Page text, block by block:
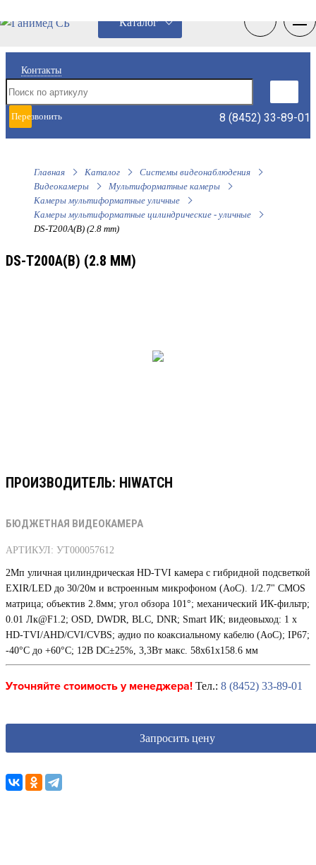
Контакты
Перезвонить
мне
8 (8452) 33-89-01
Каталог
Главная Каталог
Системы видеонаблюдения
Видеокамеры
Мультиформатные камеры
Камеры мультиформатные уличные
Камеры мультиформатные цилиндрические - уличные
DS-T200A(B) (2.8 mm)
DS-T200A(B) (2.8 MM)
ПРОИЗВОДИТЕЛЬ: HIWATCH
БЮДЖЕТНАЯ ВИДЕОКАМЕРА
АРТИКУЛ: УТ000057612
2Мп уличная цилиндрическая HD-TVI камера с гибридной подсветкой
EXIR/LED до 30/20м и встроенным микрофоном (AoC). 1/2.7" CMOS
матрица; объектив 2.8мм; угол обзора 101°; механический ИК-фильтр;
0.01 Лк@F1.2; OSD, DWDR, BLC, DNR; Smart ИК; видеовыход: 1 х
HD-TVI/AHD/CVI/CVBS; аудио по коаксиальному кабелю (AoC); IP67;
-40°С до +60°С; 12В DC±25%, 3,3Вт макс. 58х61х158.6 мм
Уточняйте стоимость у менеджера! Тел.: 8 (8452) 33-89-01
Запросить цену